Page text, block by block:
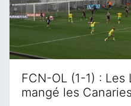
FCN-OL (1-1) : Les
mangé les Canaries